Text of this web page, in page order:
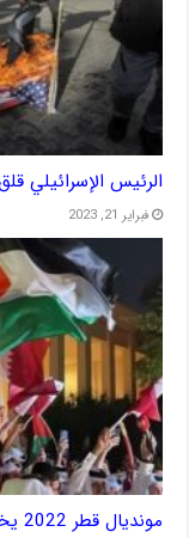
الرئيس الإسرائيلي
فبراير 21, 2023
مونديال قطر 2022 يخنق الكيان الصهيوني ويعزله